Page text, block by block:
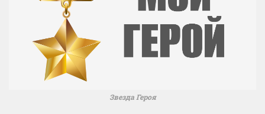
Звезда Героя